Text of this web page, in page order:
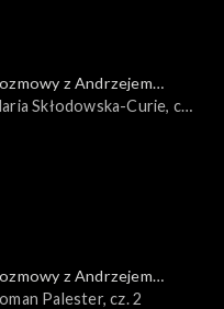
z Andrzejem
Skłodowska-Curie, cz.
z Andrzejem
Palester, cz. 2